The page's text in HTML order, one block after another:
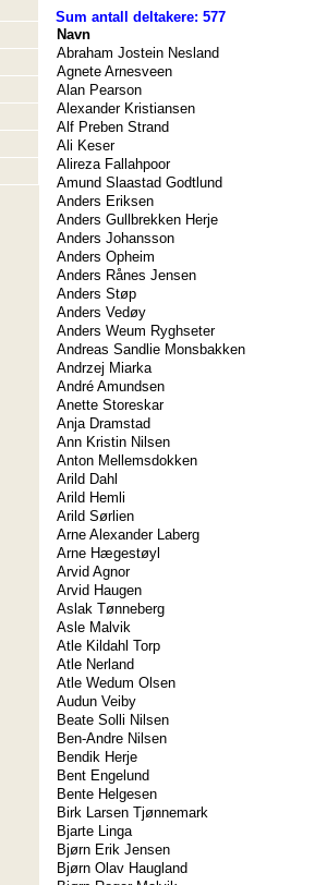
Sum antall deltakere: 577
Navn
Abraham Jostein Nesland
Agnete Arnesveen
Alan Pearson
Alexander Kristiansen
Alf Preben Strand
Ali Keser
Alireza Fallahpoor
Amund Slaastad Godtlund
Anders Eriksen
Anders Gullbrekken Herje
Anders Johansson
Anders Opheim
Anders Rånes Jensen
Anders Støp
Anders Vedøy
Anders Weum Ryghseter
Andreas Sandlie Monsbakken
Andrzej Miarka
André Amundsen
Anette Storeskar
Anja Dramstad
Ann Kristin Nilsen
Anton Mellemsdokken
Arild Dahl
Arild Hemli
Arild Sørlien
Arne Alexander Laberg
Arne Hægestøyl
Arvid Agnor
Arvid Haugen
Aslak Tønneberg
Asle Malvik
Atle Kildahl Torp
Atle Nerland
Atle Wedum Olsen
Audun Veiby
Beate Solli Nilsen
Ben-Andre Nilsen
Bendik Herje
Bent Engelund
Bente Helgesen
Birk Larsen Tjønnemark
Bjarte Linga
Bjørn Erik Jensen
Bjørn Olav Haugland